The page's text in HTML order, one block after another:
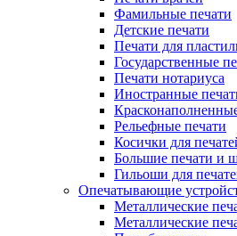
Фамильные печати
Детские печати
Печати для
Государственные
Печати нотариуса
Иностранные
Рельефные печати
Косички для
Большие печати и
Гильоши для
Опечатывающие
Металлические
Металлические